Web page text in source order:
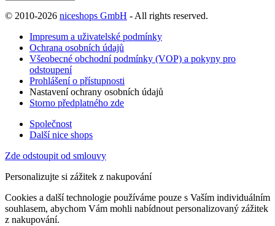
© 2010-2026 niceshops GmbH - All rights reserved.
Impresum a uživatelské podmínky
Ochrana osobních údajů
Všeobecné obchodní podmínky (VOP) a pokyny pro
odstoupení
Prohlášení o přístupnosti
Nastavení ochrany osobních údajů
Storno předplatného zde
Společnost
Další nice shops
Zde odstoupit od smlouvy
Personalizujte si zážitek z nakupování
Cookies a další technologie používáme pouze s Vaším individuálním
souhlasem, abychom Vám mohli nabídnout personalizovaný zážitek
z nakupování.